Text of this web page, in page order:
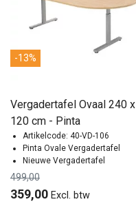
-13%
Vergadertafel Ovaal 240 x
120 cm - Pinta
Artikelcode: 40-VD-106
Pinta Ovale Vergadertafel
Nieuwe Vergadertafel
499,00
359,00 Excl. btw